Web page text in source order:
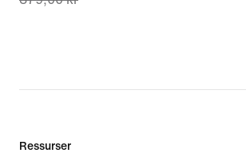
379,00 kr
Ressurser